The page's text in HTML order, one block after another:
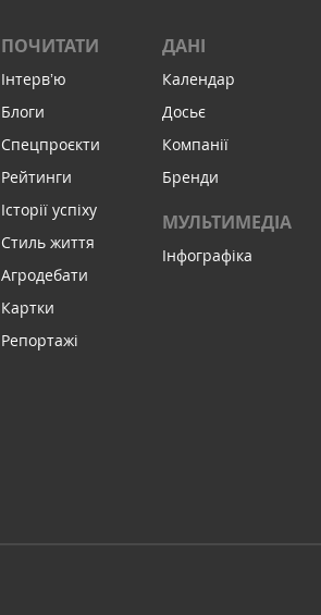
ПОЧИТАТИ
Інтервʼю
Блоги
Спецпроєкти
Рейтинги
Історії успіху
Стиль життя
Агродебати
Картки
Репортажі
ДАНІ
Календар
Досьє
Компанії
Бренди
МУЛЬТИМЕДІА
Інфографіка